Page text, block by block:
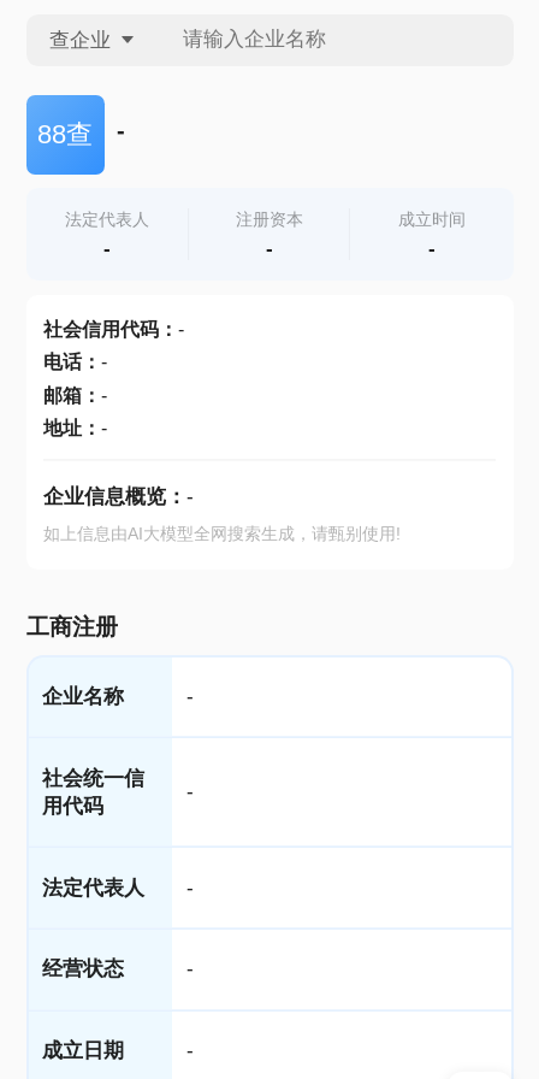
查企业
查企业
查产地
88查 -
法定代表人
-
注册资本
-
成立时间
-
社会信用代码： -
电话： -
邮箱： -
地址： -
企业信息概览： -
如上信息由AI大模型全网搜索生成，请甄别使用!
工商注册
企业名称 -
社会统一信
用代码
-
法定代表人 -
经营状态 -
成立日期 -